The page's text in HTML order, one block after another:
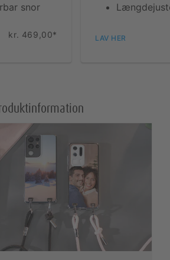
snor
kr. 469,00* LAV HER